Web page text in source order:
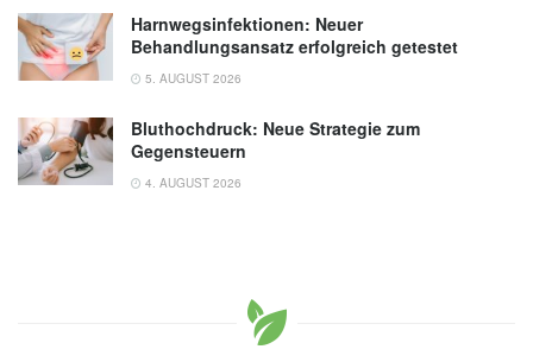
Harnwegsinfektionen: Neuer
Behandlungsansatz erfolgreich getestet
5. AUGUST 2026
Bluthochdruck: Neue Strategie zum
Gegensteuern
4. AUGUST 2026